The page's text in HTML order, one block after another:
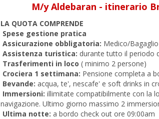
M/y Aldebaran - itinerario
LA QUOTA COMPRENDE
Spese gestione pratica
Assicurazione obbligatoria: Medico/Bagaglio
Assistenza turistica: durante tutto il periodo
Trasferimenti in loco ( minimo 2 persone)
Crociera 1 settimana: Pensione completa a
Bevande: acqua, te', nescafe' e soft drinks in
Immersioni: illimitate compatibilmente con la
navigazione. Ultimo giorno massimo 2
Ultima notte: a bordo check out ore 09:00am